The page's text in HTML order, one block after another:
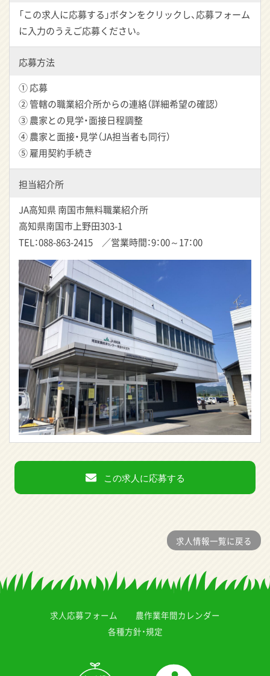
「この求人に応募する」ボタンをクリックし、応募フォーム
に入力のうえご応募ください。
応募方法
① 応募
② 管轄の職業紹介所からの連絡（詳細希望の確認）
③ 農家との見学・面接日程調整
④ 農家と面接・見学（JA担当者も同行）
⑤ 雇用契約手続き
担当紹介所
JA高知県 南国市無料職業紹介所
高知県南国市上野田303-1
TEL：088-863-2415 ／営業時間：9：00～17：00
この求人に応募する
求人情報一覧に戻る
求人応募フォーム
農作業年間カレンダー
各種方針・規定